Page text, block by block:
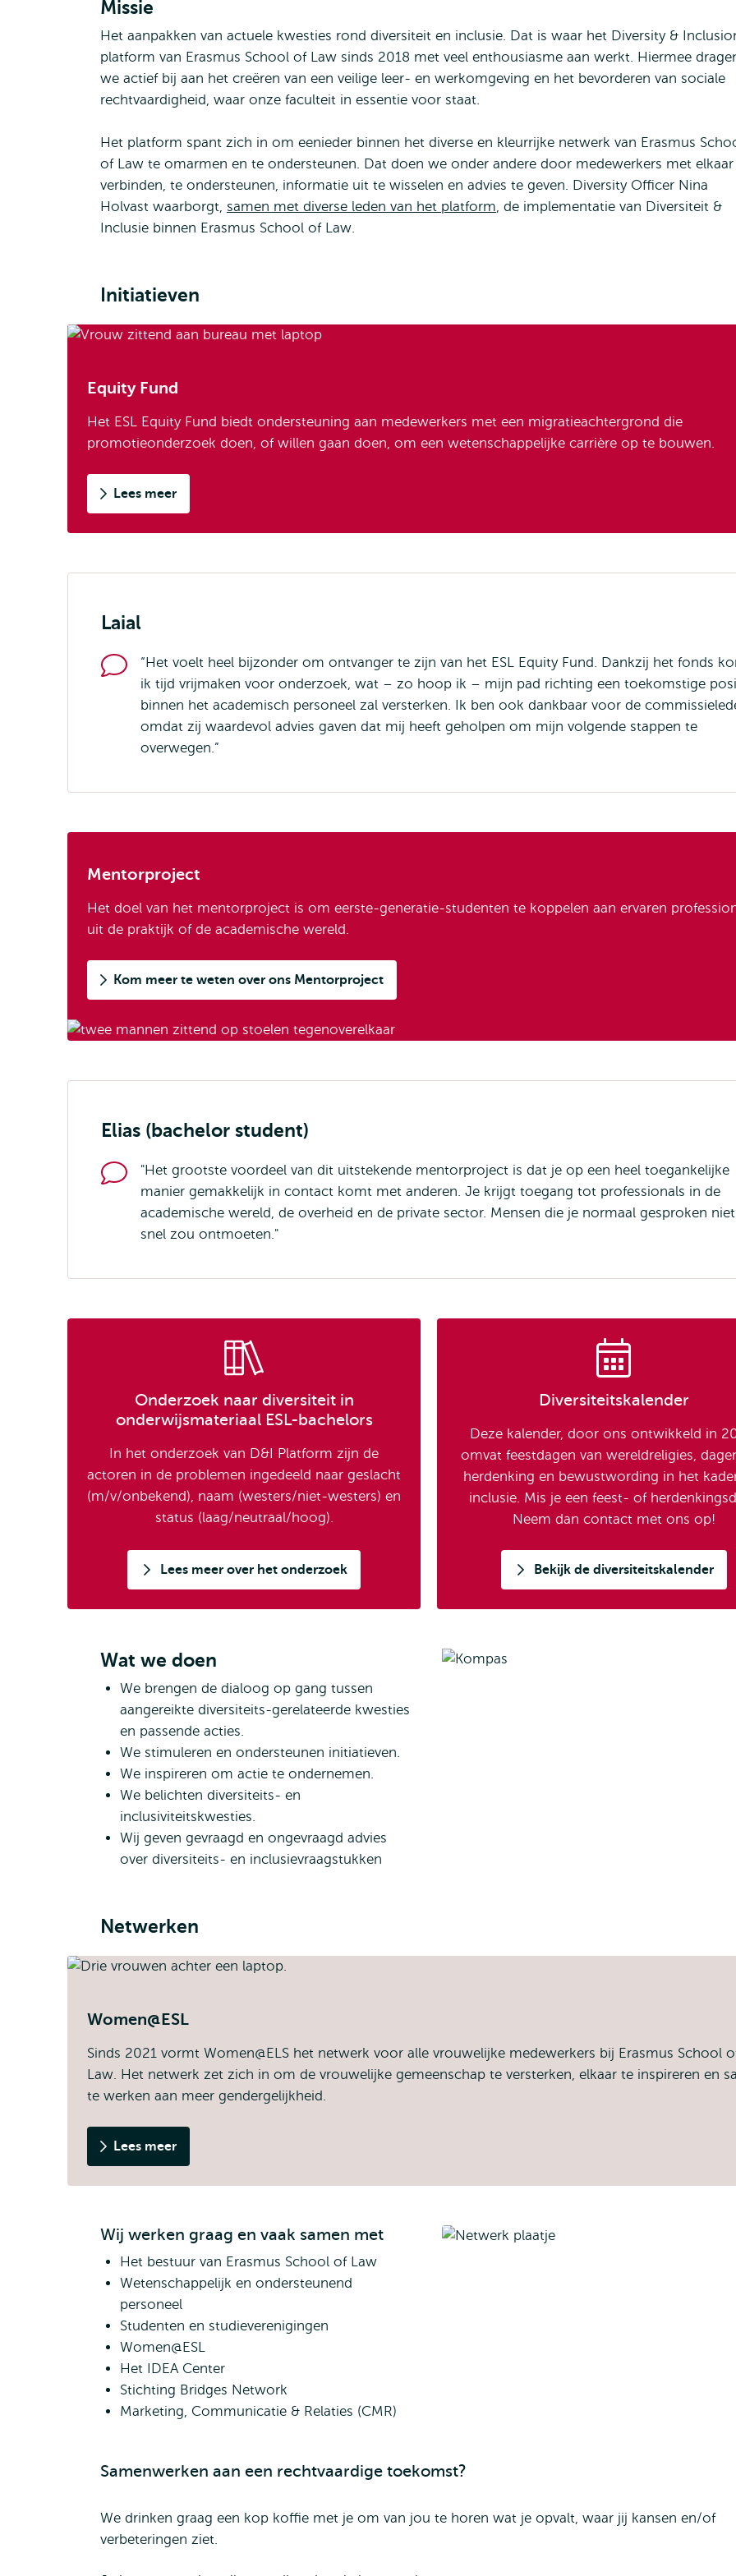
Missie
Het aanpakken van actuele kwesties rond diversiteit en inclusie. Dat is waar het Diversity &
platform van Erasmus School of Law sinds 2018 met veel enthousiasme aan werkt. Hiermee
we actief bij aan het creëren van een veilige leer- en werkomgeving en het bevorderen van sociale
rechtvaardigheid, waar onze faculteit in essentie voor staat.
Het platform spant zich in om eenieder binnen het diverse en kleurrijke netwerk van Erasmus
of Law te omarmen en te ondersteunen. Dat doen we onder andere door medewerkers met
verbinden, te ondersteunen, informatie uit te wisselen en advies te geven. Diversity Officer Nina
Holvast waarborgt, samen met diverse leden van het platform, de implementatie van Diversiteit &
Inclusie binnen Erasmus School of Law.
Initiatieven
Equity Fund
Het ESL Equity Fund biedt ondersteuning aan medewerkers met een migratieachtergrond die
promotieonderzoek doen, of willen gaan doen, om een wetenschappelijke carrière op te bouwen.
Lees meer
Laial
“Het voelt heel bijzonder om ontvanger te zijn van het ESL Equity Fund. Dankzij het fonds
ik tijd vrijmaken voor onderzoek, wat – zo hoop ik – mijn pad richting een toekomstige
binnen het academisch personeel zal versterken. Ik ben ook dankbaar voor de
omdat zij waardevol advies gaven dat mij heeft geholpen om mijn volgende stappen te
overwegen.”
Mentorproject
Het doel van het mentorproject is om eerste-generatie-studenten te koppelen aan ervaren
uit de praktijk of de academische wereld.
Kom meer te weten over ons Mentorproject
Elias (bachelor student)
"Het grootste voordeel van dit uitstekende mentorproject is dat je op een heel toegankelijke
manier gemakkelijk in contact komt met anderen. Je krijgt toegang tot professionals in de
academische wereld, de overheid en de private sector. Mensen die je normaal gesproken
snel zou ontmoeten."
Onderzoek naar diversiteit in
onderwijsmateriaal ESL-bachelors
In het onderzoek van D&I Platform zijn de
actoren in de problemen ingedeeld naar geslacht
(m/v/onbekend), naam (westers/niet-westers) en
status (laag/neutraal/hoog).
Lees meer over het onderzoek
Diversiteitskalender
Deze kalender, door ons ontwikkeld in
omvat feestdagen van wereldreligies,
herdenking en bewustwording in het
inclusie. Mis je een feest- of
Neem dan contact met ons op!
Bekijk de diversiteitskalender
Wat we doen
We brengen de dialoog op gang tussen
aangereikte diversiteits-gerelateerde kwesties
en passende acties.
We stimuleren en ondersteunen initiatieven.
We inspireren om actie te ondernemen.
We belichten diversiteits- en
inclusiviteitskwesties.
Wij geven gevraagd en ongevraagd advies
over diversiteits- en inclusievraagstukken
Netwerken
Women@ESL
Sinds 2021 vormt Women@ELS het netwerk voor alle vrouwelijke medewerkers bij Erasmus School
Law. Het netwerk zet zich in om de vrouwelijke gemeenschap te versterken, elkaar te inspireren en
te werken aan meer gendergelijkheid.
Lees meer
Wij werken graag en vaak samen met
Het bestuur van Erasmus School of Law
Wetenschappelijk en ondersteunend
personeel
Studenten en studieverenigingen
Women@ESL
Het IDEA Center
Stichting Bridges Network
Marketing, Communicatie & Relaties (CMR)
Samenwerken aan een rechtvaardige toekomst?
We drinken graag een kop koffie met je om van jou te horen wat je opvalt, waar jij kansen en/of
verbeteringen ziet.